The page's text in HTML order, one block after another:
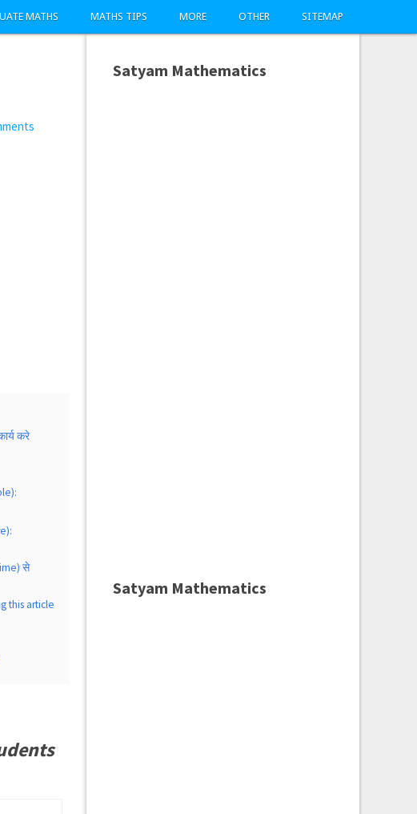
MATHS MATHS TIPS MORE OTHER SITEMAP
करे
से
this article
Satyam Mathematics
Satyam Mathematics